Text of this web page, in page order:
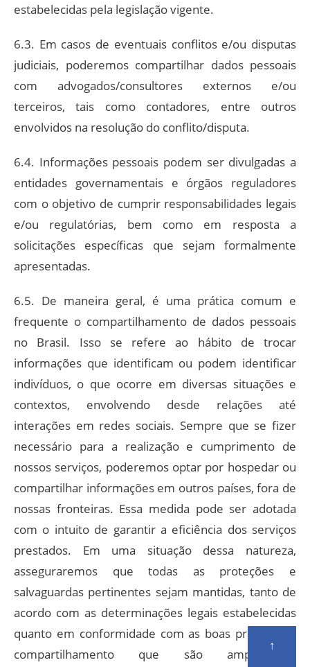
estabelecidas pela legislação vigente.
6.3. Em casos de eventuais conflitos e/ou disputas
judiciais, poderemos compartilhar dados pessoais
com advogados/consultores externos e/ou
terceiros, tais como contadores, entre outros
envolvidos na resolução do conflito/disputa.
6.4. Informações pessoais podem ser divulgadas a
entidades governamentais e órgãos reguladores
com o objetivo de cumprir responsabilidades legais
e/ou regulatórias, bem como em resposta a
solicitações específicas que sejam formalmente
apresentadas.
6.5. De maneira geral, é uma prática comum e
frequente o compartilhamento de dados pessoais
no Brasil. Isso se refere ao hábito de trocar
informações que identificam ou podem identificar
indivíduos, o que ocorre em diversas situações e
contextos, envolvendo desde relações até
interações em redes sociais. Sempre que se fizer
necessário para a realização e cumprimento de
nossos serviços, poderemos optar por hospedar ou
compartilhar informações em outros países, fora de
nossas fronteiras. Essa medida pode ser adotada
com o intuito de garantir a eficiência dos serviços
prestados. Em uma situação dessa natureza,
asseguraremos que todas as proteções e
salvaguardas pertinentes sejam mantidas, tanto de
acordo com as determinações legais estabelecidas
quanto em conformidade com as boas práticas de
compartilhamento que são amplamente
↑